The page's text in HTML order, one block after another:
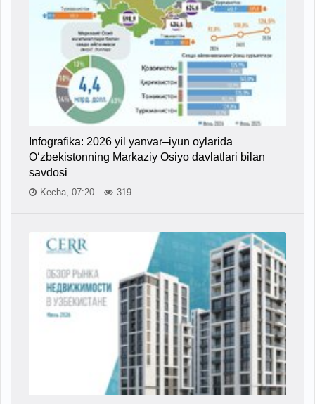
Infografika: 2026 yil yanvar–iyun oylarida
O‘zbekistonning Markaziy Osiyo davlatlari bilan
savdosi
Kecha, 07:20 319